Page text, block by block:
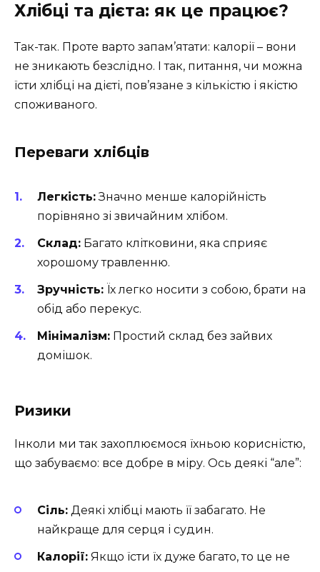
Хлібці та дієта: як це працює?
Так-так. Проте варто запам’ятати: калорії – вони
не зникають безслідно. І так, питання, чи можна
їсти хлібці на дієті, пов’язане з кількістю і якістю
споживаного.
Переваги хлібців
Легкість:Значно менше калорійність
порівняно зі звичайним хлібом.
Склад: Багато клітковини, яка сприяє
хорошому травленню.
Зручність: Їх легко носити з собою, брати на
обід або перекус.
Мінімалізм: Простий склад без зайвих
домішок.
Ризики
Інколи ми так захоплюємося їхньою корисністю,
що забуваємо: все добре в міру. Ось деякі “але”:
Сіль: Деякі хлібці мають її забагато. Не
найкраще для серця і судин.
Калорії: Якщо їсти їх дуже багато, то це не